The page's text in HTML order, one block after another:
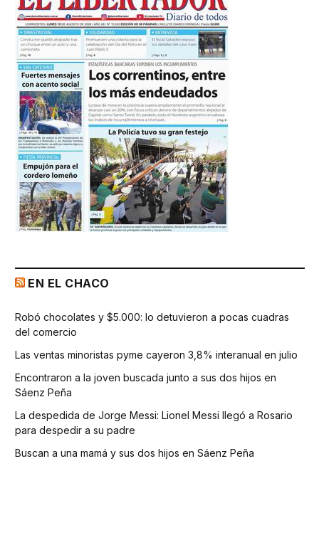
EN EL CHACO
Robó chocolates y $5.000: lo detuvieron a pocas cuadras
del comercio
Las ventas minoristas pyme cayeron 3,8% interanual en julio
Encontraron a la joven buscada junto a sus dos hijos en
Sáenz Peña
La despedida de Jorge Messi: Lionel Messi llegó a Rosario
para despedir a su padre
Buscan a una mamá y sus dos hijos en Sáenz Peña